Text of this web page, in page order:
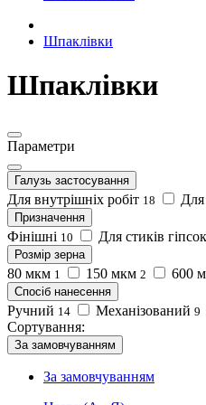
Шпаклівки
Шпаклівки
Параметри
Галузь застосування
Для внутрішніх робіт 18 Для
Призначення
Фінішні 10 Для стиків
Розмір зерна
80 мкм 1 150 мкм 2 600
Спосіб нанесення
Ручний 14 Механізований 9
Сортування:
За замовчуванням
За замовчуванням